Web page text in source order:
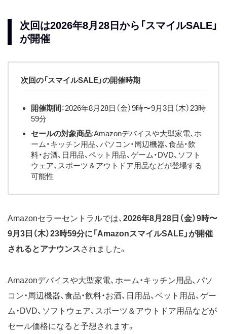
次回は2026年8月28日から「スマイルSALE」
が開催
次回の「スマイルSALE」の開催時期
開催期間 ：2026年8月28日（金）9時〜9月3日（木）23時
59分
セールの対象商品:Amazonデバイスや大型家電、ホ
ーム・キッチン用品、パソコン・周辺機器、食品・飲
料・お酒、日用品、ペット用品、ゲーム・DVD、ソフト
ウェア、スポーツ＆アウトドア用品などが登場する
可能性
Amazonセラーセントラルでは、 2026年8月28日（金）9時〜
9月3日（木）23時59分に「AmazonスマイルSALE」が開催
されるとアナウンスされました。
Amazonデバイスや大型家電、ホーム・キッチン用品、パソ
コン・周辺機器、食品・飲料・お酒、日用品、ペット用品、ゲー
ム・DVD、ソフトウェア、スポーツ＆アウトドア用品などが
セール価格になると予想されます。